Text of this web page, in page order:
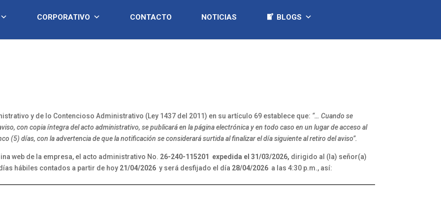
CORPORATIVO CONTACTO NOTICIAS BLOGS
y de lo Contencioso Administrativo (Ley 1437 del 2011) en su artículo 69 establece que: “… Cuando se
con copia íntegra del acto administrativo, se publicará en la página electrónica y en todo caso en un lugar de acceso al
(5) días, con la advertencia de que la notificación se considerará surtida al finalizar el día siguiente al retiro del aviso”.
web de la empresa, el acto administrativo No. 26-240-115201 expedida el31/03/2026, dirigido al (la) señor(a)
hábiles contados a partir de hoy 21/04/2026 y será desfijado el día 28/04/2026 a las 4:30 p.m., así: